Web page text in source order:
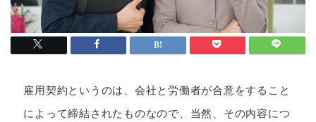
雇用契約というのは、会社と労働者が合意をすること
によって締結されたものなので、当然、その内容につ